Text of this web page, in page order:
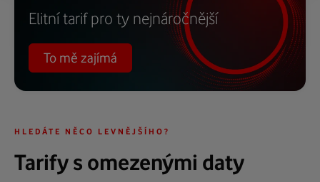
Elitní tarif pro ty nejnáročnější
To mě zajímá
HLEDÁTE NĚCO LEVNĚJŠÍHO?
Tarify s omezenými daty